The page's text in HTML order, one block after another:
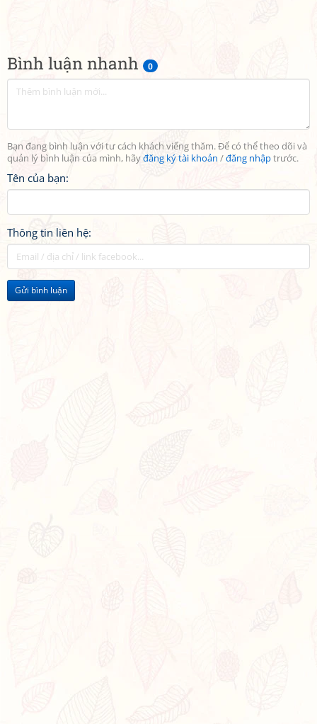
Bình luận nhanh 0
Bạn đang bình luận với tư cách khách viếng thăm. Để có thể theo dõi và
quản lý bình luận của mình, hãyđăng ký tài khoản /đăng nhậptrước.
Tên của bạn:
Thông tin liên hệ:
Gửi bình luận